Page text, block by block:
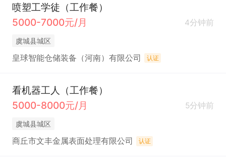
喷塑工学徒（工作餐）
5000-7000元/月
4分钟前
虞城县城区
皇球智能仓储装备（河南）有限公司 认证
看机器工人（工作餐）
5000-8000元/月
5分钟前
虞城县城区
商丘市文丰金属表面处理有限公司 认证